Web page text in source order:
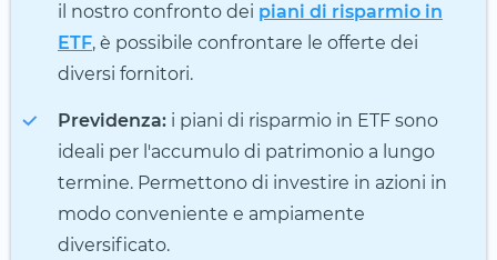
il nostro confronto dei piani di risparmio in
ETF, è possibile confrontare le offerte dei
diversi fornitori.
Previdenza: i piani di risparmio in ETF sono
ideali per l'accumulo di patrimonio a lungo
termine. Permettono di investire in azioni in
modo conveniente e ampiamente
diversificato.